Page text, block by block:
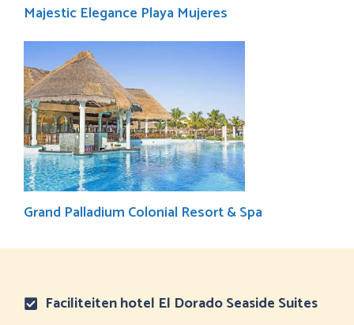
Majestic Elegance Playa Mujeres
Grand Palladium Colonial Resort & Spa
Faciliteiten hotel El Dorado Seaside Suites